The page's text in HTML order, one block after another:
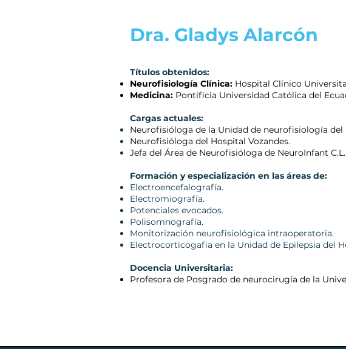
Dra. Gladys Alarcón
Títulos obtenidos:
Neurofisiología Clínica: Hospital Clínico
Medicina: Pontificia Universidad Católica del
Cargas actuales:
Neurofisióloga de la Unidad de neurofisiología del
Neurofisióloga del Hospital Vozandes.
Jefa del Área de Neurofisióloga de NeuroInfant C.L.
Formación y especialización en las áreas de:
Electroencefalografía.
Electromiografía.
Potenciales evocados.
Polisomnografía.
Monitorización neurofisiológica intraoperatoria.
Electrocorticogafia en la Unidad de Epilepsia del
Docencia Universitaria:
Profesora de Posgrado de neurocirugía de la